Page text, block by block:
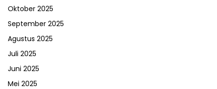
Oktober 2025
September 2025
Agustus 2025
Juli 2025
Juni 2025
Mei 2025